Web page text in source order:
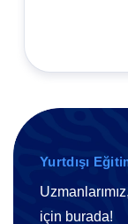
Yurtdışı
için burada!